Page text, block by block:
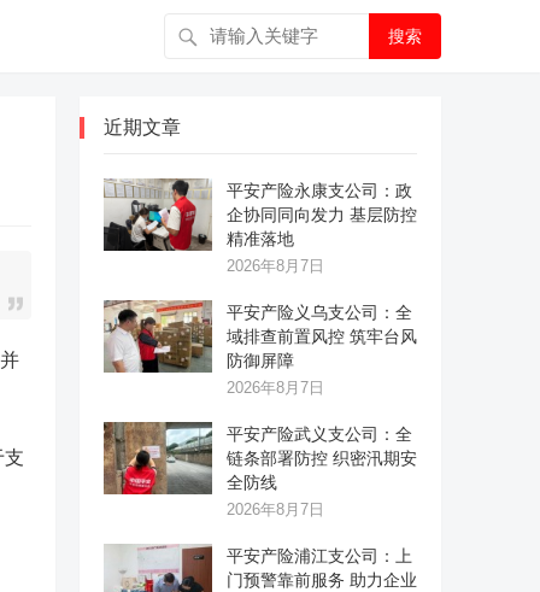
搜索
支
近期文章
平安产险永康支公司：政
企协同同向发力 基层防控
精准落地
2026年8月7日
平安产险义乌支公司：全
域排查前置风控 筑牢台风
防御屏障
2026年8月7日
平安产险武义支公司：全
链条部署防控 织密汛期安
全防线
2026年8月7日
平安产险浦江支公司：上
门预警靠前服务 助力企业